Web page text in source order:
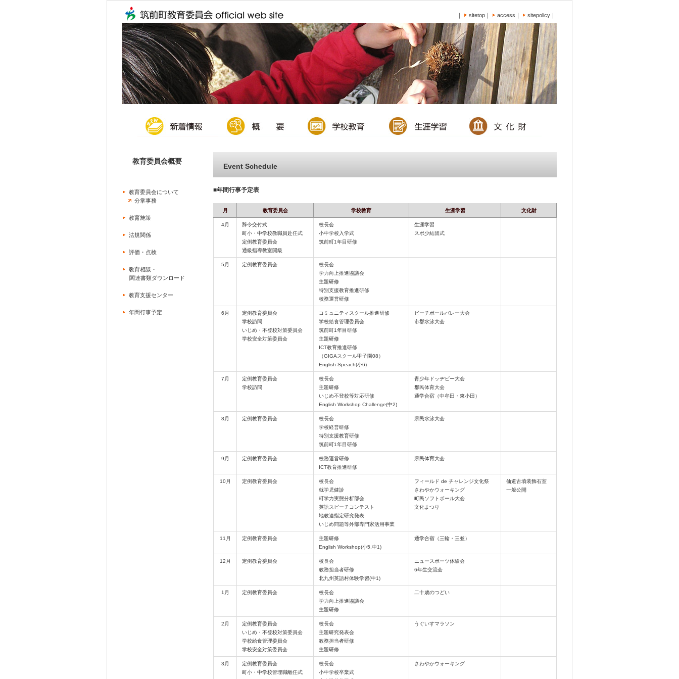
｜ sitetop ｜ access ｜ sitepolicy ｜
1/7
Event Schedule
■年間行事予定表
月 教育委員会 学校教育 生涯学習 文化財
4月
辞令交付式
町小・中学校教職員赴任式
定例教育委員会
通級指導教室開級
校長会
小中学校入学式
筑前町1年目研修
生涯学習
スポ少結団式
5月 定例教育委員会
校長会
学力向上推進協議会
主題研修
特別支援教育推進研修
校務運営研修
6月
定例教育委員会
学校訪問
いじめ・不登校対策委員会
学校安全対策委員会
コミュニティスクール推進研修
学校給食管理委員会
筑前町1年目研修
主題研修
ICT教育推進研修
（GIGAスクール甲子園08）
English Speach(小6)
ビーチボールバレー大会
市郡水泳大会
7月
定例教育委員会
学校訪問
校長会
主題研修
いじめ不登校等対応研修
English Workshop Challenge(中2)
青少年ドッヂビー大会
郡民体育大会
通学合宿（中牟田・東小田）
8月 定例教育委員会
校長会
学校経営研修
特別支援教育研修
筑前町1年目研修
県民水泳大会
9月 定例教育委員会
校務運営研修
ICT教育推進研修
県民体育大会
10月 定例教育委員会
校長会
就学児健診
町学力実態分析部会
英語スピーチコンテスト
地教連指定研究発表
いじめ問題等外部専門家活用事業
フィールド de チャレンジ文化祭
さわやかウォーキング
町民ソフトボール大会
文化まつり
仙道古墳装飾石室
一般公開
11月 定例教育委員会
主題研修
English Workshop(小5,中1)
通学合宿（三輪・三並）
12月 定例教育委員会
校長会
教務担当者研修
北九州英語村体験学習(中1)
ニュースポーツ体験会
6年生交流会
1月 定例教育委員会
校長会
学力向上推進協議会
主題研修
二十歳のつどい
2月
定例教育委員会
いじめ・不登校対策委員会
学校給食管理委員会
学校安全対策委員会
校長会
主題研究発表会
教務担当者研修
主題研修
うぐいすマラソン
3月
定例教育委員会
町小・中学校管理職離任式
校長会
小中学校卒業式
さわやかウォーキング
教育委員会概要
教育委員会について
分掌事務
教育施策
法規関係
評価・点検
教育相談・
関連書類ダウンロード
教育支援センター
年間行事予定